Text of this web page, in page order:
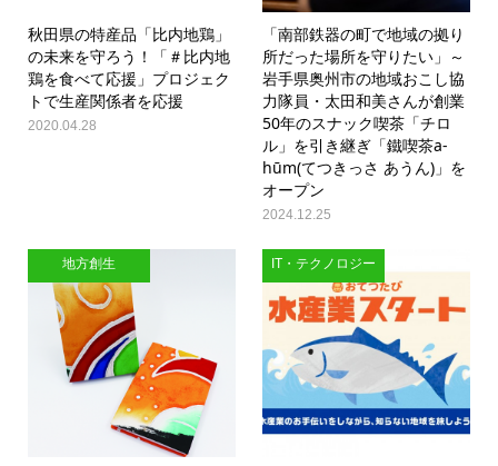
秋田県の特産品「比内地鶏」
の未来を守ろう！「＃比内地
鶏を食べて応援」プロジェク
トで生産関係者を応援
2020.04.28
「南部鉄器の町で地域の拠り
所だった場所を守りたい」～
岩手県奥州市の地域おこし協
力隊員・太田和美さんが創業
50年のスナック喫茶「チロ
ル」を引き継ぎ「鐵喫茶a-
hūm(てつきっさ あうん)」を
オープン
2024.12.25
地方創生 IT・テクノロジー